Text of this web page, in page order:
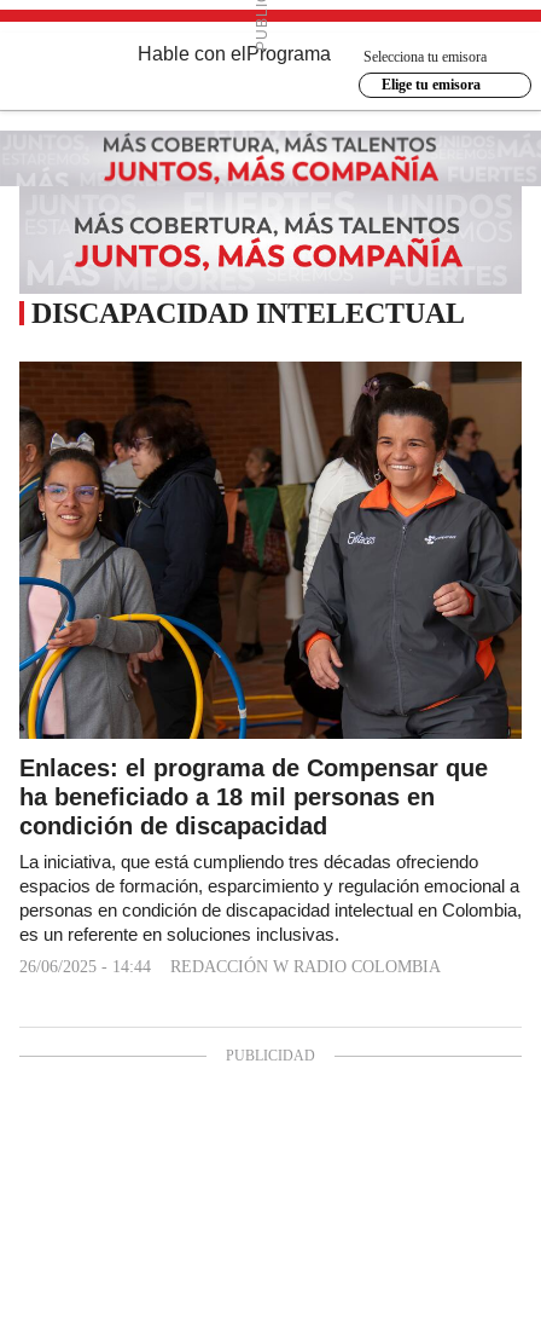
Hable con el Programa
Selecciona tu emisora
Elige tu emisora
DISCAPACIDAD INTELECTUAL
Enlaces: el programa de Compensar que
ha beneficiado a 18 mil personas en
condición de discapacidad
La iniciativa, que está cumpliendo tres décadas ofreciendo
espacios de formación, esparcimiento y regulación emocional a
personas en condición de discapacidad intelectual en Colombia,
es un referente en soluciones inclusivas.
26/06/2025 - 14:44 REDACCIÓN W RADIO COLOMBIA